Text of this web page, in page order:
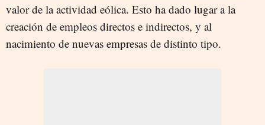
valor de la actividad eólica. Esto ha dado lugar a la
creación de empleos directos e indirectos, y al
nacimiento de nuevas empresas de distinto tipo.